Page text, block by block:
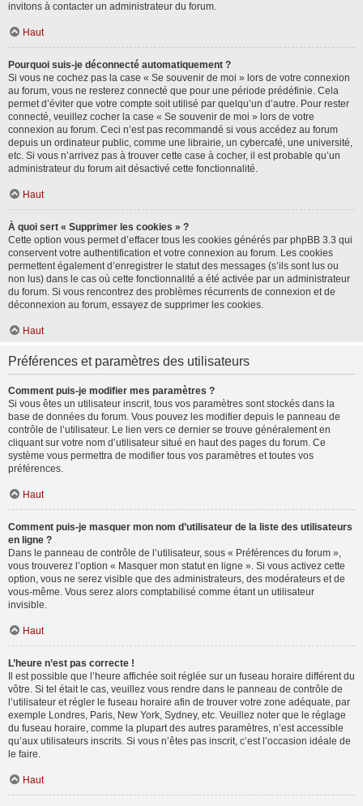
invitons à contacter un administrateur du forum.
Haut
Pourquoi suis-je déconnecté automatiquement ?
Si vous ne cochez pas la case « Se souvenir de moi » lors de votre connexion
au forum, vous ne resterez connecté que pour une période prédéfinie. Cela
permet d’éviter que votre compte soit utilisé par quelqu’un d’autre. Pour rester
connecté, veuillez cocher la case « Se souvenir de moi » lors de votre
connexion au forum. Ceci n’est pas recommandé si vous accédez au forum
depuis un ordinateur public, comme une librairie, un cybercafé, une université,
etc. Si vous n’arrivez pas à trouver cette case à cocher, il est probable qu’un
administrateur du forum ait désactivé cette fonctionnalité.
Haut
À quoi sert « Supprimer les cookies » ?
Cette option vous permet d’effacer tous les cookies générés par phpBB 3.3 qui
conservent votre authentification et votre connexion au forum. Les cookies
permettent également d’enregistrer le statut des messages (s’ils sont lus ou
non lus) dans le cas où cette fonctionnalité a été activée par un administrateur
du forum. Si vous rencontrez des problèmes récurrents de connexion et de
déconnexion au forum, essayez de supprimer les cookies.
Haut
Préférences et paramètres des utilisateurs
Comment puis-je modifier mes paramètres ?
Si vous êtes un utilisateur inscrit, tous vos paramètres sont stockés dans la
base de données du forum. Vous pouvez les modifier depuis le panneau de
contrôle de l’utilisateur. Le lien vers ce dernier se trouve généralement en
cliquant sur votre nom d’utilisateur situé en haut des pages du forum. Ce
système vous permettra de modifier tous vos paramètres et toutes vos
préférences.
Haut
Comment puis-je masquer mon nom d’utilisateur de la liste des utilisateurs
en ligne ?
Dans le panneau de contrôle de l’utilisateur, sous « Préférences du forum »,
vous trouverez l’option « Masquer mon statut en ligne ». Si vous activez cette
option, vous ne serez visible que des administrateurs, des modérateurs et de
vous-même. Vous serez alors comptabilisé comme étant un utilisateur
invisible.
Haut
L’heure n’est pas correcte !
Il est possible que l’heure affichée soit réglée sur un fuseau horaire différent du
vôtre. Si tel était le cas, veuillez vous rendre dans le panneau de contrôle de
l’utilisateur et régler le fuseau horaire afin de trouver votre zone adéquate, par
exemple Londres, Paris, New York, Sydney, etc. Veuillez noter que le réglage
du fuseau horaire, comme la plupart des autres paramètres, n’est accessible
qu’aux utilisateurs inscrits. Si vous n’êtes pas inscrit, c’est l’occasion idéale de
le faire.
Haut